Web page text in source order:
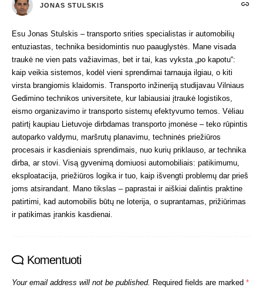
JONAS STULSKIS
Esu Jonas Stulskis – transporto srities specialistas ir automobilių
entuziastas, technika besidomintis nuo paauglystės. Mane visada
traukė ne vien pats važiavimas, bet ir tai, kas vyksta „po kapotu“:
kaip veikia sistemos, kodėl vieni sprendimai tarnauja ilgiau, o kiti
virsta brangiomis klaidomis. Transporto inžineriją studijavau Vilniaus
Gedimino technikos universitete, kur labiausiai įtraukė logistikos,
eismo organizavimo ir transporto sistemų efektyvumo temos. Vėliau
patirtį kaupiau Lietuvoje dirbdamas transporto įmonėse – teko rūpintis
autoparko valdymu, maršrutų planavimu, techninės priežiūros
procesais ir kasdieniais sprendimais, nuo kurių priklauso, ar technika
dirba, ar stovi. Visą gyvenimą domiuosi automobiliais: patikimumu,
eksploatacija, priežiūros logika ir tuo, kaip išvengti problemų dar prieš
joms atsirandant. Mano tikslas – paprastai ir aiškiai dalintis praktine
patirtimi, kad automobilis būtų ne loterija, o suprantamas, prižiūrimas
ir patikimas įrankis kasdienai.
Komentuoti
Your email address will not be published. Required fields are marked *